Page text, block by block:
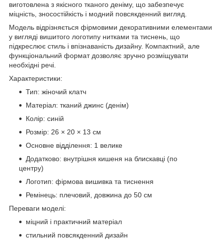
виготовлена з якісного тканого деніму, що забезпечує
міцність, зносостійкість і модний повсякденний вигляд.
Модель відрізняється фірмовими декоративними елементами
у вигляді вишитого логотипу нитками та тиснень, що
підкреслює стиль і впізнаваність дизайну. Компактний, але
функціональний формат дозволяє зручно розміщувати
необхідні речі.
Характеристики:
Тип: жіночий клатч
Матеріал: тканий джинс (денім)
Колір: синій
Розмір: 26 × 20 × 13 см
Основне відділення: 1 велике
Додатково: внутрішня кишеня на блискавці (по
центру)
Логотип: фірмова вишивка та тиснення
Ремінець: плечовий, довжина до 50 см
Переваги моделі:
міцний і практичний матеріал
стильний повсякденний дизайн